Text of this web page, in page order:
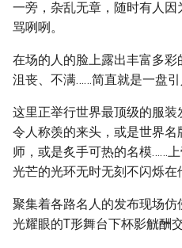
一旁，杂乱无章，随时有人
骂咧咧。
在场的人的脸上露出丰富多彩
沮丧、不满……简直就是一盘引
这里正举行世界最顶级的服
令人称羡的来头，或是世界
师，或是炙手可热的名模……
光芒的光环无时无刻不闪烁在
聚集着各路名人的发布现场
光耀眼的T形舞台下杯影觥酬交